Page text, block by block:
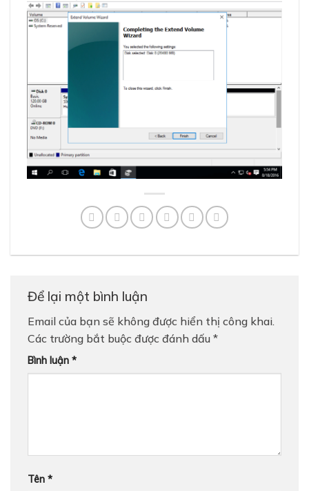
Để lại một bình luận
Email của bạn sẽ không được hiển thị công khai.
Các trường bắt buộc được đánh dấu *
Bình luận *
Tên *